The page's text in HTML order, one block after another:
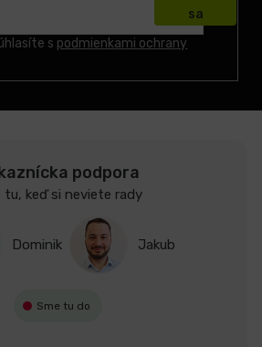
s podmienkami ochrany
sa
podpora
tu, keď si neviete rady
Dominik Jakub
Sme tu do